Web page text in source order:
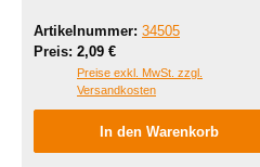
Artikelnummer: 34505
Preis: Regulärer Preis:
2,09 €
Preise exkl. MwSt. zzgl.
Versandkosten
In den Warenkorb